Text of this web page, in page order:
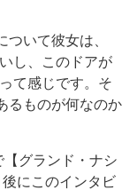
いて彼女は、
し、このドアが
て感じです。そ
るものが何なのか
グランド・ナシ
にこのインタビ